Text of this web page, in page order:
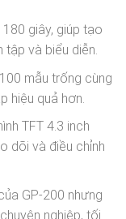
giây, giúp tạo
tập và biểu diễn.
mẫu trống cùng
hiệu quả hơn.
TFT 4.3 inch
dõi và điều chỉnh
GP-200 nhưng
nghiệp, tối